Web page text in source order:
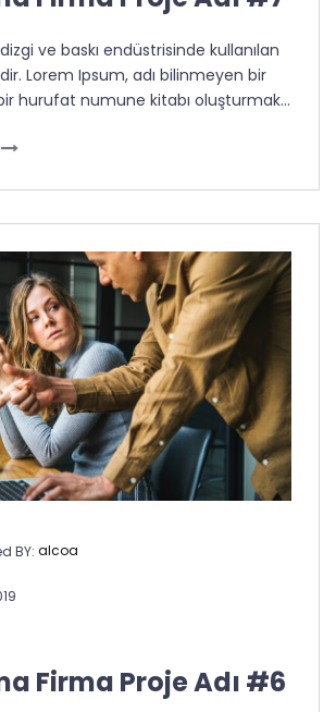
ve baskı endüstrisinde kullanılan
Lorem Ipsum, adı bilinmeyen bir
hurufat numune kitabı oluşturmak…
BY: alcoa
Firma Proje Adı #6